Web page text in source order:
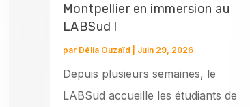
Montpellier en immersion au
LABSud !
par Délia Ouzaïd Juin 29, 2026
Depuis plusieurs semaines, le
LABSud accueille les étudiants de